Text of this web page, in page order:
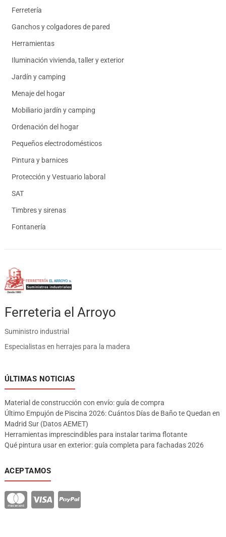
Ferretería
Ganchos y colgadores de pared
Herramientas
Iluminación vivienda, taller y exterior
Jardín y camping
Menaje del hogar
Mobiliario jardín y camping
Ordenación del hogar
Pequeños electrodomésticos
Pintura y barnices
Protección y Vestuario laboral
SAT
Timbres y sirenas
Fontanería
Ferreteria el Arroyo
Suministro industrial
Especialistas en herrajes para la madera
ÚLTIMAS NOTICIAS
Material de construcción con envío: guía de compra
Último Empujón de Piscina 2026: Cuántos Días de Baño te Quedan en
Madrid Sur (Datos AEMET)
Herramientas imprescindibles para instalar tarima flotante
Qué pintura usar en exterior: guía completa para fachadas 2026
ACEPTAMOS